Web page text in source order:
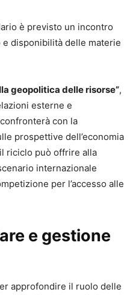
è previsto un incontro
disponibilità delle materie
geopolitica delle risorse”,
esterne e
con la
prospettive dell’economia
riciclo può offrire alla
internazionale
per l’accesso alle
e gestione
approfondire il ruolo delle